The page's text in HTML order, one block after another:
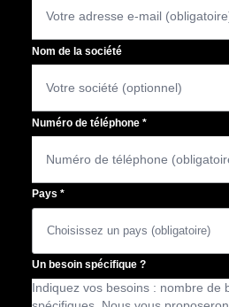
Nom de la société
Numéro de téléphone *
Pays *
Un besoin spécifique ?